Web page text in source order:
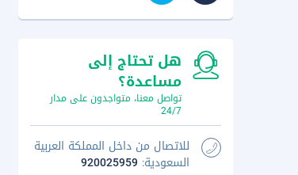
هل تحتاج إلى
مساعدة؟
تواصل معنا، متواجدون على مدار
24/7
للاتصال من داخل المملكة العربية
السعودية: 920025959